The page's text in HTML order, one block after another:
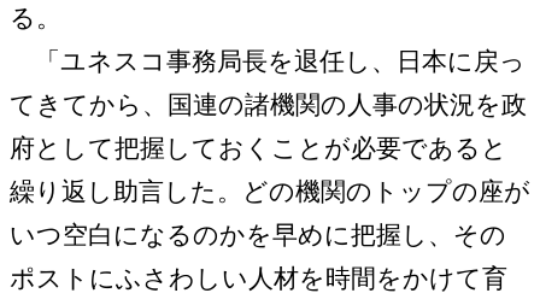
る。
「ユネスコ事務局長を退任し、日本に戻っ
てきてから、国連の諸機関の人事の状況を政
府として把握しておくことが必要であると
繰り返し助言した。どの機関のトップの座が
いつ空白になるのかを早めに把握し、その
ポストにふさわしい人材を時間をかけて育